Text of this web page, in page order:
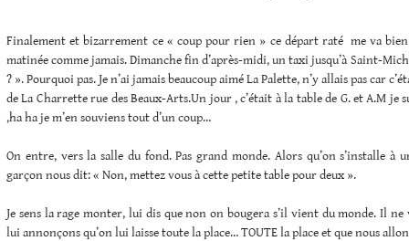
Finalement et bizarrement ce « coup pour rien » ce départ raté me va
matinée comme jamais. Dimanche fin d’après-midi, un taxi jusqu’à Saint-
? ». Pourquoi pas. Je n’ai jamais beaucoup aimé La Palette, n’y allais pas car
de La Charrette rue des Beaux-Arts.Un jour , c’était à la table de G. et A.M je
,ha ha je m’en souviens tout d’un coup…
On entre, vers la salle du fond. Pas grand monde. Alors qu’on s’installe à
garçon nous dit: « Non, mettez vous à cette petite table pour deux ».
Je sens la rage monter, lui dis que non on bougera s’il vient du monde. Il
lui annonçons qu’on lui laisse toute la place… TOUTE la place et que nous